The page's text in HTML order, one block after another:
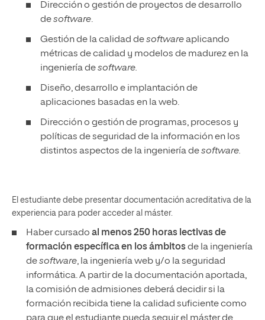
Dirección o gestión de proyectos de desarrollo
desoftware.
Gestión de la calidad desoftwareaplicando
métricas de calidad y modelos de madurez en la
ingeniería desoftware.
Diseño, desarrollo e implantación de
aplicaciones basadas en la web.
Dirección o gestión de programas, procesos y
políticas de seguridad de la información en los
distintos aspectos de la ingeniería desoftware.
El estudiante debe presentar documentación acreditativa de la
experiencia para poder acceder al máster.
Haber cursado al menos 250 horas lectivas de
formación específica en los ámbitosde la ingeniería
desoftware, la ingeniería web y/o la seguridad
informática. A partir de la documentación aportada,
la comisión de admisiones deberá decidir si la
formación recibida tiene la calidad suficiente como